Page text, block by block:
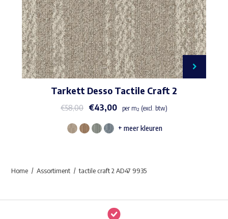
Tarkett Desso Tactile Craft 2
€58,00 €43,00 per m² (excl. btw)
Deze
+ meer kleuren
Home Assortiment tactile craft 2 AD47 9935